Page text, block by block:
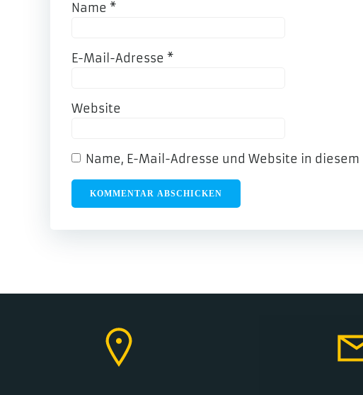
Name *
E-Mail-Adresse *
Website
Name, E-Mail-Adresse und Website in